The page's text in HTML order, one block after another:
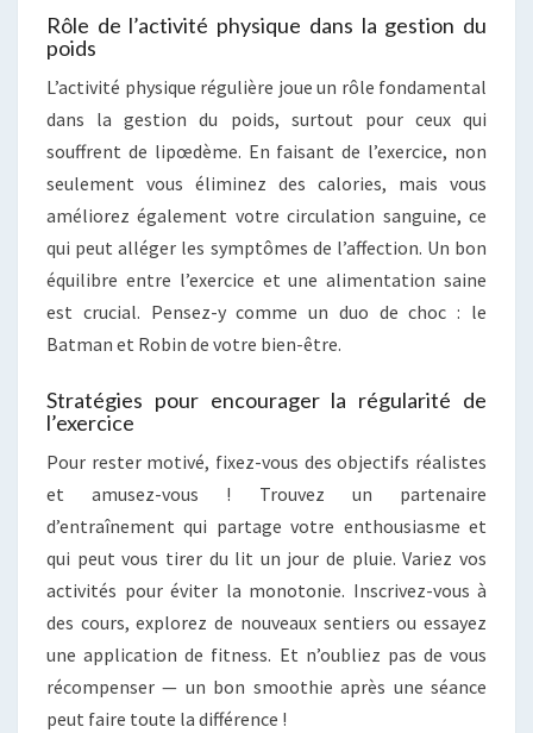
Rôle de l’activité physique dans la gestion du
poids
L’activité physique régulière joue un rôle fondamental
dans la gestion du poids, surtout pour ceux qui
souffrent de lipœdème. En faisant de l’exercice, non
seulement vous éliminez des calories, mais vous
améliorez également votre circulation sanguine, ce
qui peut alléger les symptômes de l’affection. Un bon
équilibre entre l’exercice et une alimentation saine
est crucial. Pensez-y comme un duo de choc : le
Batman et Robin de votre bien-être.
Stratégies pour encourager la régularité de
l’exercice
Pour rester motivé, fixez-vous des objectifs réalistes
et amusez-vous ! Trouvez un partenaire
d’entraînement qui partage votre enthousiasme et
qui peut vous tirer du lit un jour de pluie. Variez vos
activités pour éviter la monotonie. Inscrivez-vous à
des cours, explorez de nouveaux sentiers ou essayez
une application de fitness. Et n’oubliez pas de vous
récompenser — un bon smoothie après une séance
peut faire toute la différence !